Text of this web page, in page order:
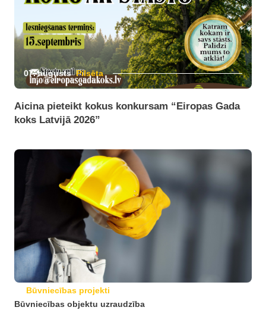
07. augusts Pilsēta
Aicina pieteikt kokus konkursam “Eiropas Gada
koks Latvijā 2026”
Būvniecības projekti
Būvniecības objektu uzraudzība